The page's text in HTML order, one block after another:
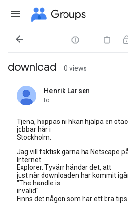
Groups

download 0 views
Henrik Larsen
unread,
to
Tjena, hoppas ni hkan hjälpa en
jobbar här i
Stockholm.
Jag vill faktisk gärna ha Netscape
Internet
Explorer. Tyvärr händar det, att
just när downloaden har kommit
"The handle is
invalid".
Finns det någon som har ett bra tips